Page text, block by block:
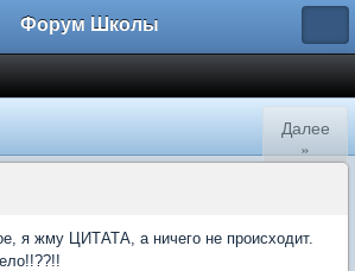
Форум Школы
Далее
»
я жму ЦИТАТА, а ничего не происходит.